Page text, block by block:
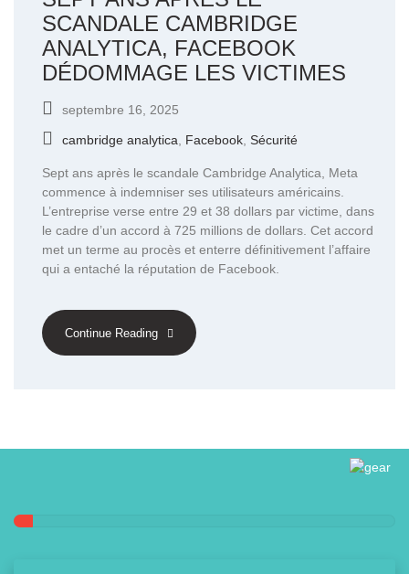
SCANDALE CAMBRIDGE
ANALYTICA, FACEBOOK
DÉDOMMAGE LES VICTIMES
septembre 16, 2025
cambridge analytica Facebook Sécurité
Sept ans après le scandale Cambridge Analytica, Meta
commence à indemniser ses utilisateurs américains.
L’entreprise verse entre 29 et 38 dollars par victime, dans
le cadre d’un accord à 725 millions de dollars. Cet accord
met un terme au procès et enterre définitivement l’affaire
qui a entaché la réputation de Facebook.
Continue Reading